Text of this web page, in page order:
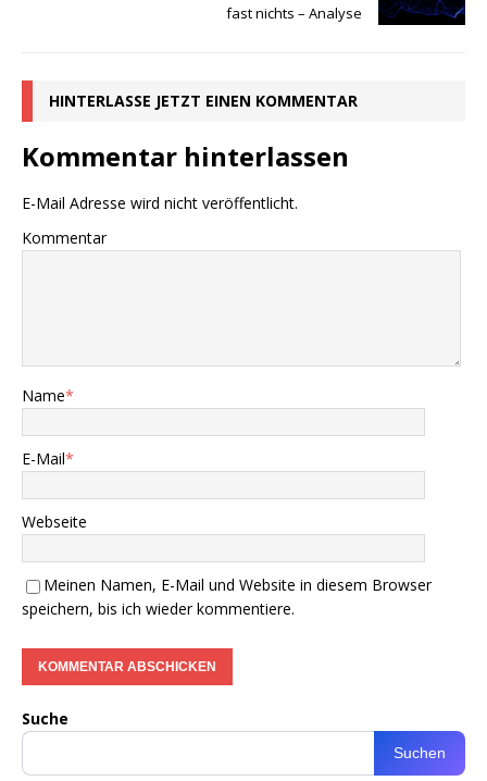
fast nichts – Analyse
HINTERLASSE JETZT EINEN KOMMENTAR
Kommentar hinterlassen
E-Mail Adresse wird nicht veröffentlicht.
Kommentar
Name*
E-Mail*
Webseite
Meinen Namen, E-Mail und Website in diesem Browser
speichern, bis ich wieder kommentiere.
Suche
Suchen